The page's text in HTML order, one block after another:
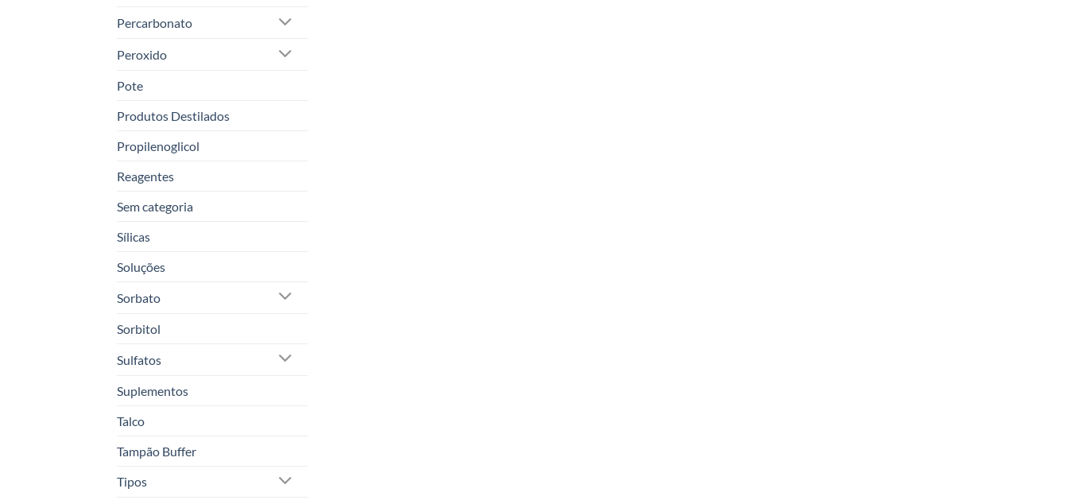
Percarbonato
Peroxido
Pote
Produtos Destilados
Propilenoglicol
Reagentes
Sem categoria
Sílicas
Soluções
Sorbato
Sorbitol
Sulfatos
Suplementos
Talco
Tampão Buffer
Tipos